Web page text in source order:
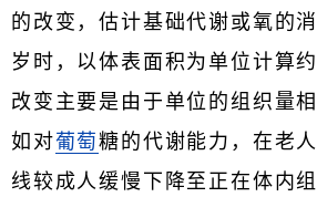
的改变，估计基础代谢或氧的
岁时，以体表面积为单位计算
改变主要是由于单位的组织量
如对葡萄糖的代谢能力，在老
线较成人缓慢下降至正在体内